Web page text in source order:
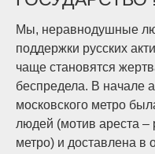
Мы, неравнодушные
поддержки русских
чаще становятся
беспредела. В начале
московского метро
людей (мотив ареста –
метро) и доставлена в